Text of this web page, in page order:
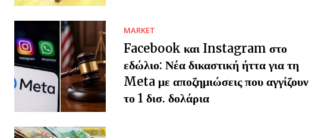
MARKET
Facebook και Instagram στο
εδώλιο: Νέα δικαστική ήττα για τη
Meta με αποζημιώσεις που αγγίζουν
το 1 δισ. δολάρια